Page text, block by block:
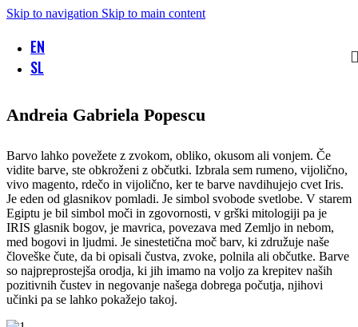
Skip to navigation Skip to main content
EN
SL
Andreia Gabriela Popescu
Barvo lahko povežete z zvokom, obliko, okusom ali vonjem. Če
vidite barve, ste obkroženi z občutki. Izbrala sem rumeno, vijolično,
vivo magento, rdečo in vijolično, ker te barve navdihujejo cvet Iris.
Je eden od glasnikov pomladi. Je simbol svobode svetlobe. V starem
Egiptu je bil simbol moči in zgovornosti, v grški mitologiji pa je
IRIS glasnik bogov, je mavrica, povezava med Zemljo in nebom,
med bogovi in ljudmi. Je sinestetična moč barv, ki združuje naše
človeške čute, da bi opisali čustva, zvoke, polnila ali občutke. Barve
so najpreprostejša orodja, ki jih imamo na voljo za krepitev naših
pozitivnih čustev in negovanje našega dobrega počutja, njihovi
učinki pa se lahko pokažejo takoj.